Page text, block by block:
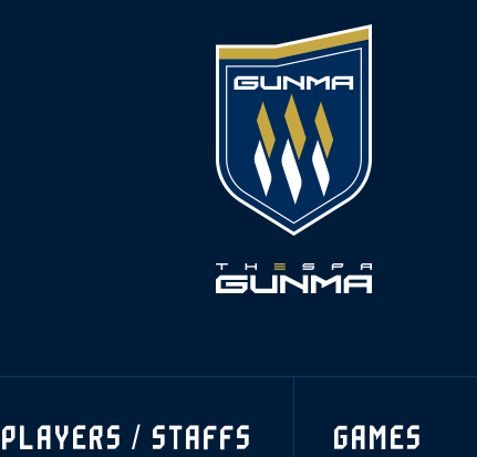
PLAYERS / STAFFS GAMES